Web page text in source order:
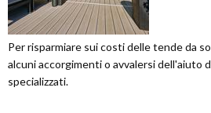
Per risparmiare sui costi delle tende da
alcuni accorgimenti o avvalersi dell'aiuto
specializzati.